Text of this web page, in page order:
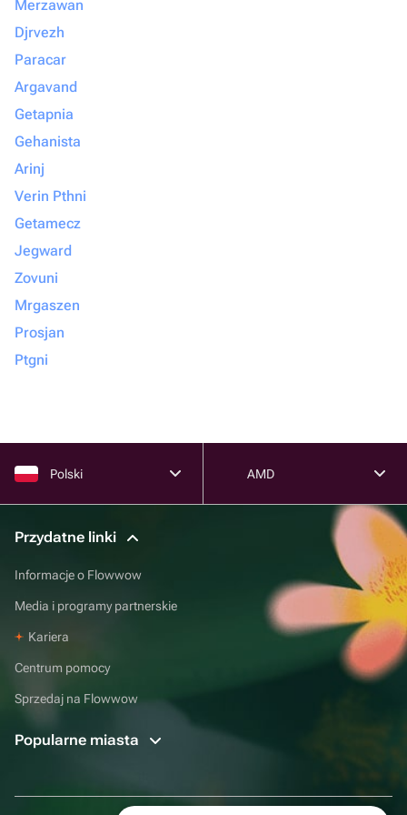
Merzawan
Djrvezh
Paracar
Argavand
Getapnia
Gehanista
Arinj
Verin Pthni
Getamecz
Jegward
Zovuni
Mrgaszen
Prosjan
Ptgni
Polski AMD
Przydatne linki
Informacje o Flowwow
Media i programy partnerskie
Kariera
Centrum pomocy
Sprzedaj na Flowwow
Popularne miasta